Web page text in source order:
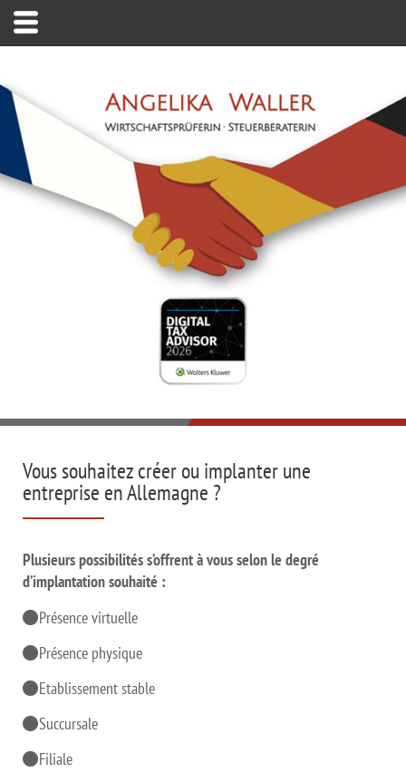
Vous souhaitez créer ou implanterune
entreprise en Allemagne ?
Plusieurs possibilités s’offrent à vous selon le degré
d’implantation souhaité :
Présence virtuelle
Présence physique
Etablissement stable
Succursale
Filiale